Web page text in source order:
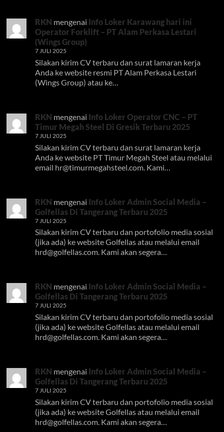
RKN mengenai Info Loker Karawang hari ini
Operator Forklift – PT Alam Perkasa Lestari
(Wings Group)
7 JULI 2025
Silakan kirim CV terbaru dan surat lamaran kerja
Anda ke website resmi PT Alam Perkasa Lestari
(Wings Group) atau ke…
RKN mengenai Info Loker Operator CNC – PT
Timur Megah Steel Di Gresik Terbaru 2025
7 JULI 2025
Silakan kirim CV terbaru dan surat lamaran kerja
Anda ke website PT Timur Megah Steel atau melalui
email hr@timurmegahsteel.com . Kami…
RKN mengenai Info Loker Admin Social Media –
Golfellas Di Tangerang Terbaru 2025
7 JULI 2025
Silakan kirim CV terbaru dan portofolio media sosial
(jika ada) ke website Golfellas atau melalui email
hrd@golfellas.com. Kami akan segera…
RKN mengenai Info Loker Admin Social Media –
Golfellas Di Tangerang Terbaru 2025
7 JULI 2025
Silakan kirim CV terbaru dan portofolio media sosial
(jika ada) ke website Golfellas atau melalui email
hrd@golfellas.com. Kami akan segera…
RKN mengenai Info Loker Admin Social Media –
Golfellas Di Tangerang Terbaru 2025
7 JULI 2025
Silakan kirim CV terbaru dan portofolio media sosial
(jika ada) ke website Golfellas atau melalui email
hrd@golfellas.com. Kami akan segera…